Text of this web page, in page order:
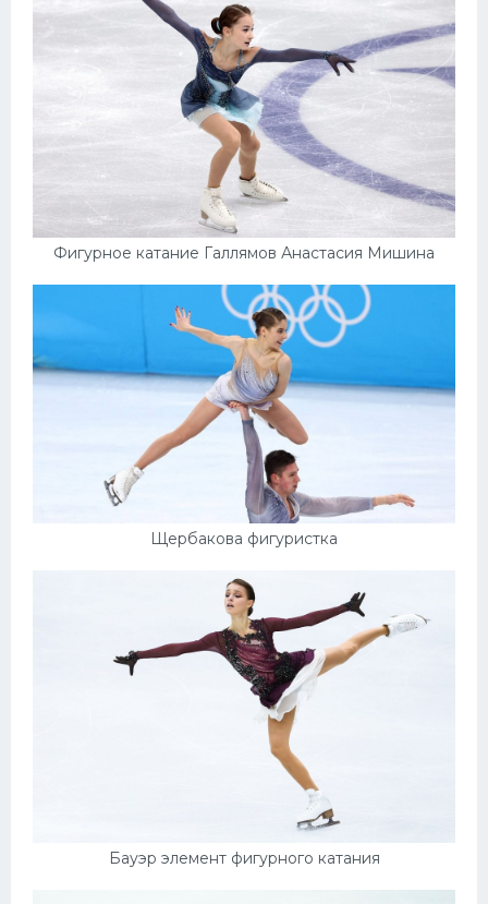
Фигурное катание Галлямов Анастасия Мишина
Щербакова фигуристка
Бауэр элемент фигурного катания